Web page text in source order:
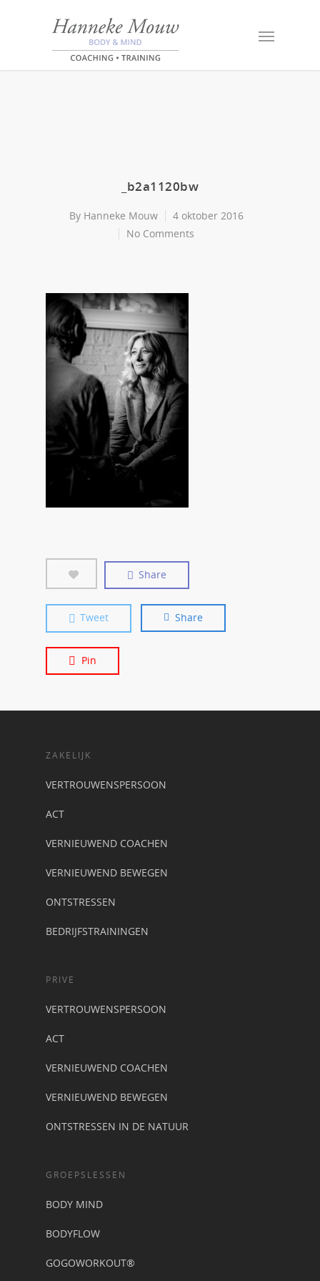
_b2a1120bw
By Hanneke Mouw
4 oktober 2016
No Comments
Share
Tweet Share
Pin
ZAKELIJK
VERTROUWENSPERSOON
ACT
VERNIEUWEND COACHEN
VERNIEUWEND BEWEGEN
ONTSTRESSEN
BEDRIJFSTRAININGEN
PRIVE
VERTROUWENSPERSOON
ACT
VERNIEUWEND COACHEN
VERNIEUWEND BEWEGEN
ONTSTRESSEN IN DE NATUUR
GROEPSLESSEN
BODY MIND
BODYFLOW
GOGOWORKOUT®